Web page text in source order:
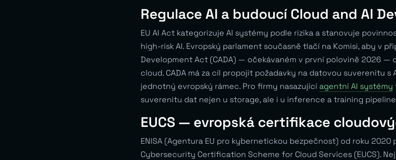
Regulace AI a budoucí Cloud and AI
EU AI Act kategorizuje AI systémy podle rizika a stanovuje
high-risk AI. Evropský parlament současně tlačí na Komisi, aby v
Development Act (CADA) — očekávaném v první polovině 2026 —
cloud. CADA má za cíl propojit požadavky na datovou suverenitu
jednotný evropský rámec. Pro firmy nasazující agentní AI systémy
suverenitu dat nejen u storage, ale i u inference a training
EUCS — evropská certifikace
ENISA (Agentura EU pro kybernetickou bezpečnost) od roku 2020
Cybersecurity Certification Scheme for Cloud Services (EUCS).